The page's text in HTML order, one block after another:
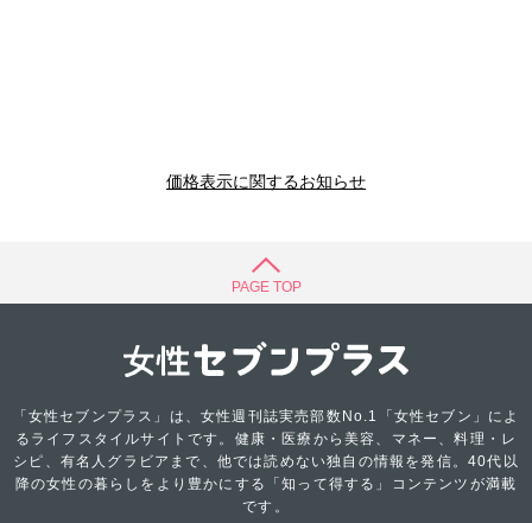
価格表示に関するお知らせ
PAGE TOP
「女性セブンプラス」は、女性週刊誌実売部数No.1「女性セブン」によ
るライフスタイルサイトです。健康・医療から美容、マネー、料理・レ
シピ、有名人グラビアまで、他では読めない独自の情報を発信。40代以
降の女性の暮らしをより豊かにする「知って得する」コンテンツが満載
です。